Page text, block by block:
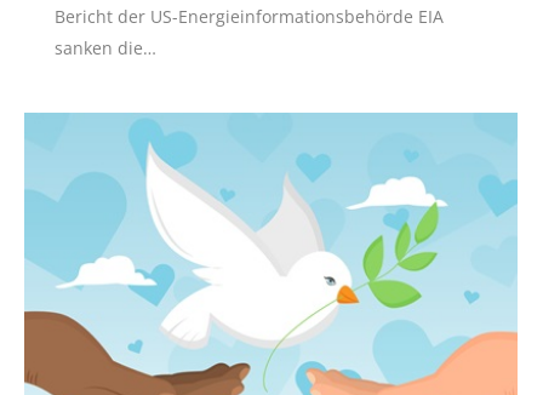
Bericht der US-Energieinformationsbehörde EIA
sanken die…